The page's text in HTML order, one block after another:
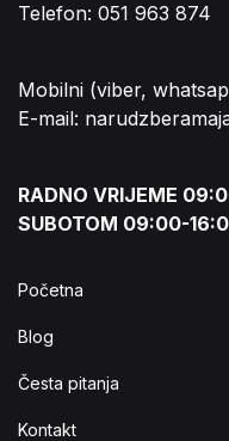
Telefon: 051 963 874
Mobilni (viber,
E-mail:
RADNO VRIJEME
SUBOTOM 09:00-
Početna
Blog
Česta pitanja
Kontakt